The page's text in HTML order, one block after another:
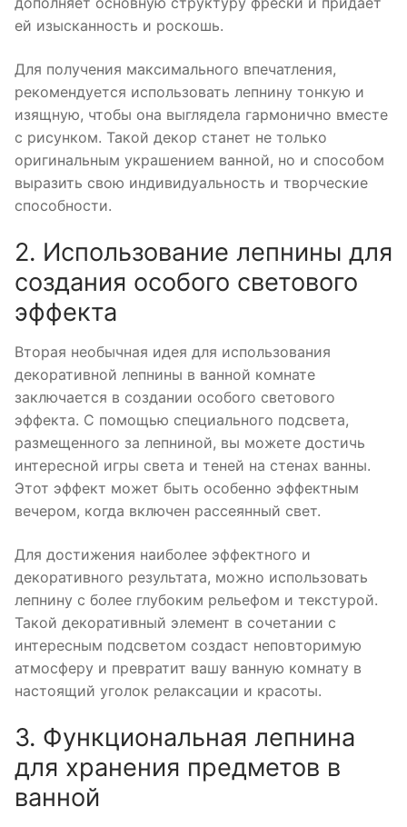
ей изысканность и роскошь.
Для получения максимального впечатления,
рекомендуется использовать лепнину тонкую и
изящную, чтобы она выглядела гармонично вместе
с рисунком. Такой декор станет не только
оригинальным украшением ванной, но и способом
выразить свою индивидуальность и творческие
способности.
2. Использование лепнины для
создания особого светового
эффекта
Вторая необычная идея для использования
декоративной лепнины в ванной комнате
заключается в создании особого светового
эффекта. С помощью специального подсвета,
размещенного за лепниной, вы можете достичь
интересной игры света и теней на стенах ванны.
Этот эффект может быть особенно эффектным
вечером, когда включен рассеянный свет.
Для достижения наиболее эффектного и
декоративного результата, можно использовать
лепнину с более глубоким рельефом и текстурой.
Такой декоративный элемент в сочетании с
интересным подсветом создаст неповторимую
атмосферу и превратит вашу ванную комнату в
настоящий уголок релаксации и красоты.
3. Функциональная лепнина
для хранения предметов в
ванной